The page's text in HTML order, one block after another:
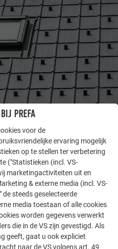
laat zien hoe veelzijdig
Ontdek meer
de duurzame PREFA
dak, zonne-energie en
PREFA
voor de
ervaring mogelijk
op te stellen ter verbetering
("Statistieken (incl. VS-
marketingactiviteiten uit en
& externe media (incl. VS-
steeds geselecteerde
media toestaan of alle cookies
worden gegevens verwerkt
die in de VS zijn gevestigd. Als
geeft, gaat u ook expliciet
naar de VS volgens art. 49